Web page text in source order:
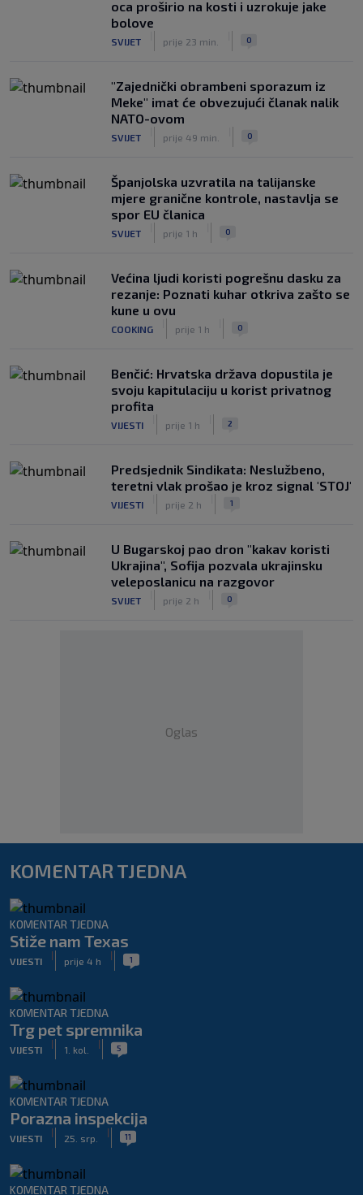
oca proširio na kosti i uzrokuje jake
bolove
SVIJET prije 23 min. 0
"Zajednički obrambeni sporazum iz
Meke" imat će obvezujući članak nalik
NATO-ovom
SVIJET prije 49 min. 0
Španjolska uzvratila na talijanske
mjere granične kontrole, nastavlja se
spor EU članica
SVIJET prije 1 h 0
Većina ljudi koristi pogrešnu dasku za
rezanje: Poznati kuhar otkriva zašto se
kune u ovu
COOKING prije 1 h 0
Benčić: Hrvatska država dopustila je
svoju kapitulaciju u korist privatnog
profita
VIJESTI prije 1 h 2
Predsjednik Sindikata: Neslužbeno,
teretni vlak prošao je kroz signal 'STOJ'
VIJESTI prije 2 h 1
U Bugarskoj pao dron "kakav koristi
Ukrajina", Sofija pozvala ukrajinsku
veleposlanicu na razgovor
SVIJET prije 2 h 0
Oglas
KOMENTAR TJEDNA
KOMENTAR TJEDNA
Stiže nam Texas
VIJESTI
|
prije 4 h
| 1
KOMENTAR TJEDNA
Trg pet spremnika
VIJESTI
|
1. kol.
| 5
KOMENTAR TJEDNA
Porazna inspekcija
VIJESTI
|
25. srp.
| 11
KOMENTAR TJEDNA